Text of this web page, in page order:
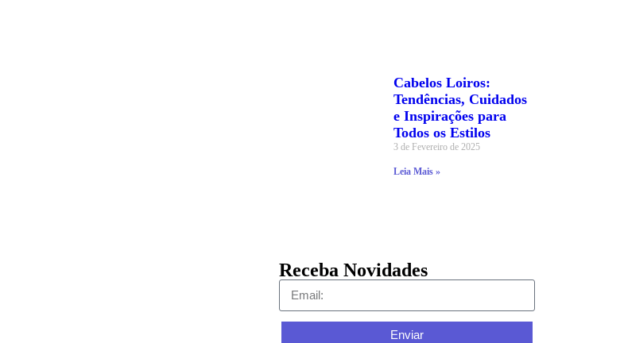
Cabelos Loiros:
Tendências, Cuidados
e Inspirações para
Todos os Estilos
3 de Fevereiro de 2025
Leia Mais »
Receba Novidades
Enviar